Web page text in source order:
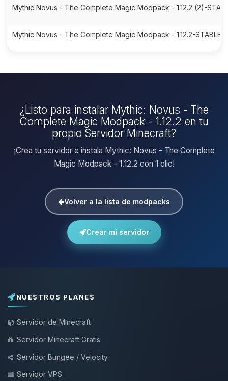
Mythic Novus - The Complete Magic Modpack - 1.12.2 (2)-
Mythic Novus - The Complete Magic Modpack - 1.12.2-STABLE-
¿Listo para instalar Mythic: Novus - The
Complete Magic Modpack - 1.12.2 en tu
propio Servidor Minecraft?
¡Crea tu servidor e instala Mythic: Novus - The Complete
Magic Modpack - 1.12.2 con 1 clic!
Volver a la lista de modpacks
Crear mi servidor
NUESTROS PLANES
Servidor de Minecraft
Servidor Minecraft Gratis
Servidor Bungee / Velocity
Servidor VPS